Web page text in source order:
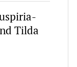
Tilda